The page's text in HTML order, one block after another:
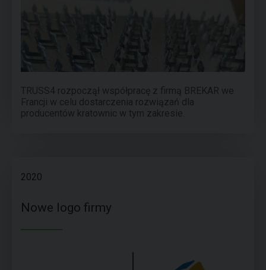
TRUSS4 rozpoczął współpracę z firmą BREKAR we
Francji w celu dostarczenia rozwiązań dla
producentów kratownic w tym zakresie.
2020
Nowe logo firmy